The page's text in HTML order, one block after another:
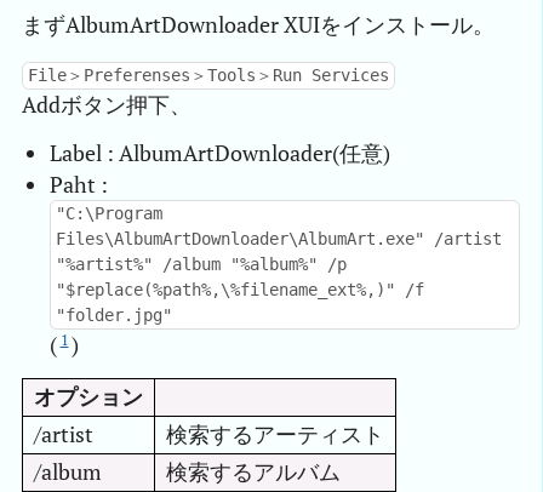
まずAlbumArtDownloader XUIをインストール。
File＞Preferenses＞Tools＞Run Services
Addボタン押下、
Label : AlbumArtDownloader(任意)
Paht :
"C:\Program
Files\AlbumArtDownloader\AlbumArt.exe" /artist
"%artist%" /album "%album%" /p
"$replace(%path%,\%filename_ext%,)" /f
"folder.jpg"
( 1)
オプション
/artist
検索するアーティスト
/album
検索するアルバム